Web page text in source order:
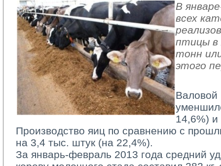
В
всех
птицы в
тонн
этого
Валовой
14,6%) и
Производство яиц по сравнению с
на 3,4 тыс. штук (на 22,4%).
За январь-февраль 2013 года средний